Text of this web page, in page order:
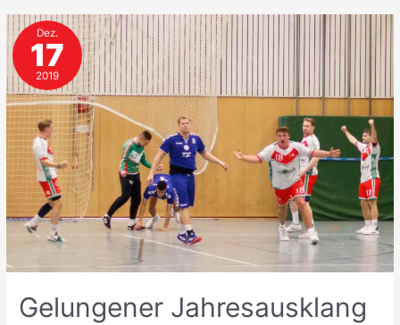
Trauer
Dez.
17
2019
Gelungener Jahresausklang